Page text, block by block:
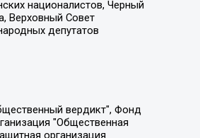
националистов, Черный
Верховный Совет
депутатов
Мария Леонидовна, Семенов Алексей Владимирович, Шаинян Карен Багратович, Шульман Екатерина Михайловна, Асафьев Артур Валерьевич, Вахштайн Виктор Семенович, Венедиктов Алексей Алексеевич, Лушникова Екатерина Евгеньевна, Волков Леонид Михайлович, Невзоров Александр Глебович, Пархоменко Сергей Борисович, Сироткин Ярослав Николаевич, Кара-Мурза Владимир Владимирович, Баранова Наталья Владимировна, Гозман Леонид Яковлевич, Кагарлицкий Борис Юльевич, Климарев Михаил Валерьевич, Милов Владимир Станиславович, Автономная некоммерческая организация Краснодарский центр современного искусства "Типография", Моргенштерн Алишер Тагирович, Соболь Любовь Эдуардовна, Общество с ограниченной ответственностью "ЛИЗА НОРМ", Каспаров Гарри Кимович, Ходорковский Михаил Борисович, Общество с ограниченной ответственностью "Апрельские тезисы", Данилович Ирина Брониславовна, Кашин Олег Владимирович, Петров Николай Владимирович, Пивоваров Алексей Владимирович, Соколов Михаил Владимирович, Цветкова Юлия Владимировна, Чичваркин Евгений Александрович, Комитет против пыток/Команда против пыток, Общество с ограниченной ответственностью "Первый научный", Общество с ограниченной ответственностью "Вертолет и ко", Белоцерковская Вероника Борисовна, Кац Максим Евгеньевич, Лазарева Татьяна Юрьевна, Шаведдинов Руслан Табризович, Яшин Илья Валерьевич, Общество с ограниченной ответственностью "Иноагент ААВ", Алешковский Дмитрий Петрович, Альбац Евгения Марковна, Быков Дмитрий Львович, Галямина Юлия Евгеньевна, Лойко Сергей Леонидович, Мартынов Кирилл Константинович, Медведев Сергей Александрович, Крашенинников Федор Геннадиевич, Гордеева Катерина Вл